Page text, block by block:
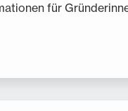
für